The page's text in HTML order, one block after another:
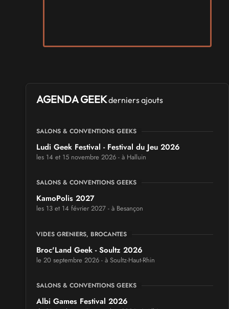
AGENDA GEEKderniers ajouts
SALONS & CONVENTIONS GEEKS
Ludi Geek Festival - Festival du Jeu 2026
les 14 et 15 novembre 2026 - à Halluin
SALONS & CONVENTIONS GEEKS
KamoPolis 2027
les 13 et 14 février 2027 - à Besançon
VIDES GRENIERS, BROCANTES
Broc'Land Geek - Soultz 2026
le 20 septembre 2026 - à Soultz-Haut-Rhin
SALONS & CONVENTIONS GEEKS
Albi Games Festival 2026